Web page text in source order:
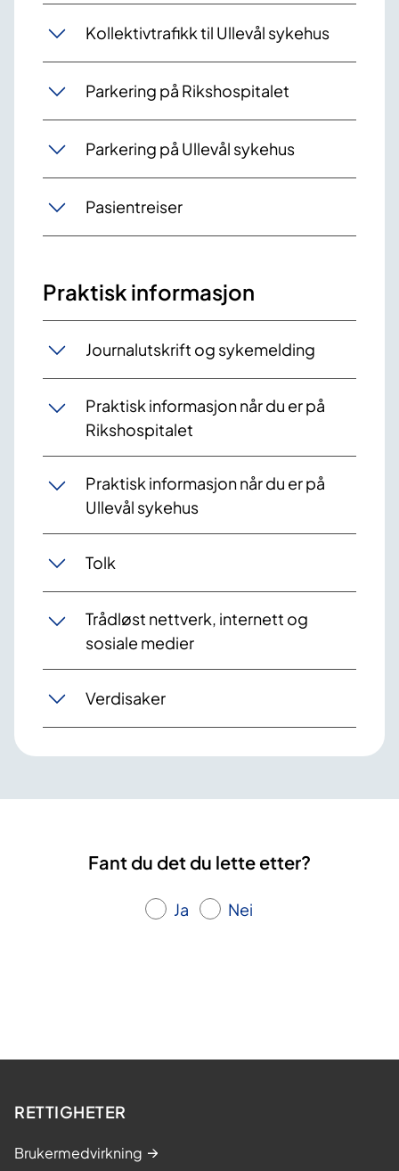
Kollektivtrafikk til Ullevål sykehus
Parkering på Rikshospitalet
Parkering på Ullevål sykehus
Pasientreiser
Praktisk informasjon
Journalutskrift og sykemelding
Praktisk informasjon når du er på
Rikshospitalet
Praktisk informasjon når du er på
Ullevål sykehus
Tolk
Trådløst nettverk, internett og
sosiale medier
Verdisaker
Fant du det du lette etter?
Ja Nei
RETTIGHETER
Brukermedvirkning